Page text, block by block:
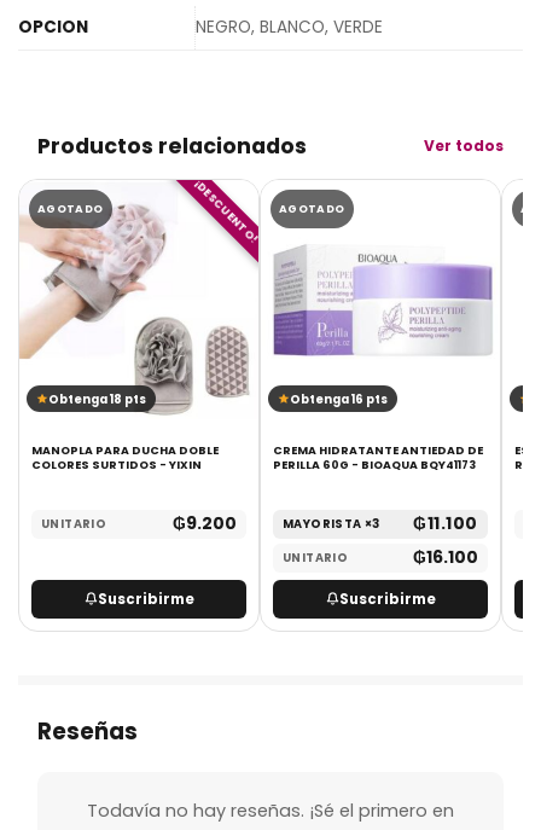
OPCION NEGRO, BLANCO, VERDE
Productos relacionados Ver todos
AGOTADO ¡DESCUENTO!
Obtenga 18 pts
MANOPLA PARA DUCHA DOBLE
COLORES SURTIDOS - YIXIN
UNITARIO ₲9.200
Suscribirme
AGOTADO
Obtenga 16 pts
CREMA HIDRATANTE ANTIEDAD DE
PERILLA 60G - BIOAQUA BQY41173
MAYORISTA ×3 ₲11.100
UNITARIO ₲16.100
Suscribirme
Reseñas
Todavía no hay reseñas. ¡Sé el primero en